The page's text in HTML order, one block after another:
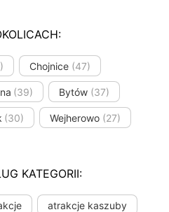
Chojnice (47)
(39) Bytów (37)
(30) Wejherowo (27)
KATEGORII:
atrakcje kaszuby